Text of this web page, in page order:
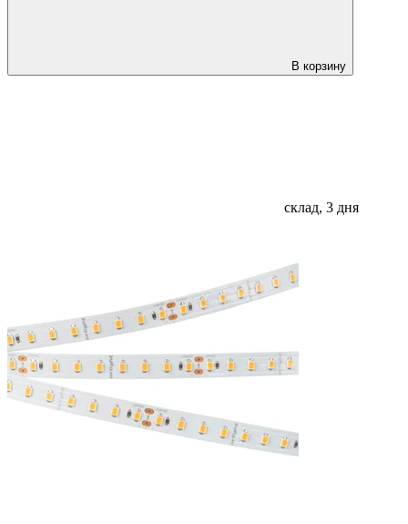
В корзину
склад, 3 дня